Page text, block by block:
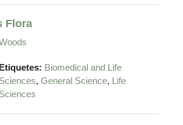
Flora
Etiquetes: Biomedical and Life
Sciences,General Science,
Life
Sciences